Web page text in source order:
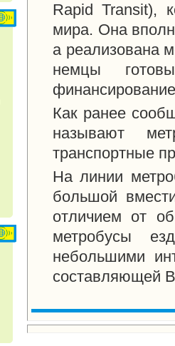
Rapid Transit),
мира. Она
а реализована
немцы
Как ранее
называют
транспортные
На линии
большой
отличием от
метробусы
небольшими
составляющей